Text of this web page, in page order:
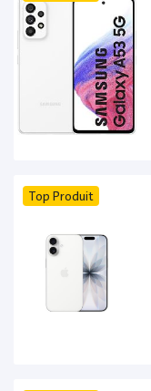
Top Produit